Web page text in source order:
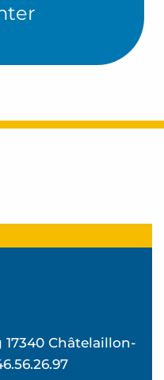
Châtelaillon-